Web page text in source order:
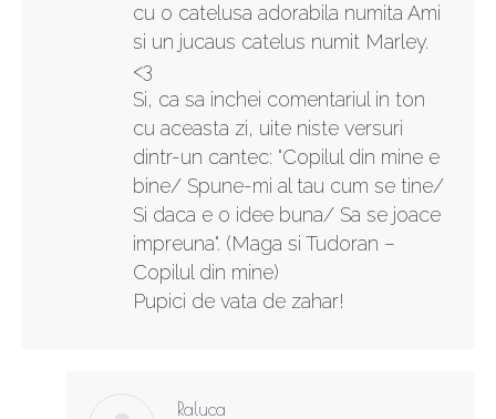
cu o catelusa adorabila numita Ami
si un jucaus catelus numit Marley.
<3
Si, ca sa inchei comentariul in ton
cu aceasta zi, uite niste versuri
dintr-un cantec: "Copilul din mine e
bine/ Spune-mi al tau cum se tine/
Si daca e o idee buna/ Sa se joace
impreuna". (Maga si Tudoran –
Copilul din mine)
Pupici de vata de zahar!
Raluca